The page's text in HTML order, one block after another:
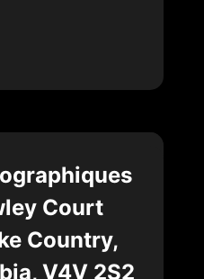
Court
Country,
V4V 2S2